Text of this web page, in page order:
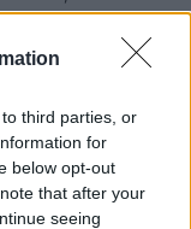
third parties, or
for
below opt-out
that after your
seeing
oră, după ce am
ne dăm seama
ceea ce ne
culturii, de lipsa
toți. Și pe care